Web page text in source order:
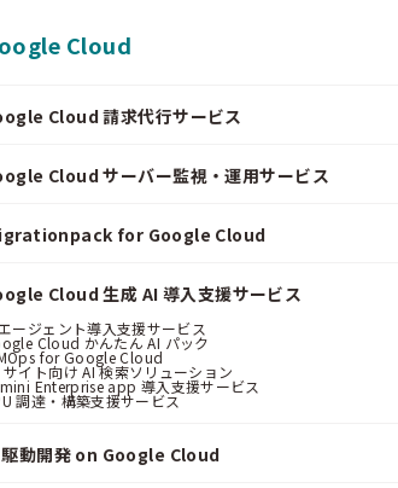
Cloud
Cloud 請求代行サービス
Cloud サーバー監視・運用サービス
for Google Cloud
Cloud 生成 AI 導入支援サービス
ージェント導入支援サービス
Cloud かんたん AI パック
for Google Cloud
サイト向け AI 検索ソリューション
Enterprise app 導入支援サービス
調達・構築支援サービス
動開発 on Google Cloud